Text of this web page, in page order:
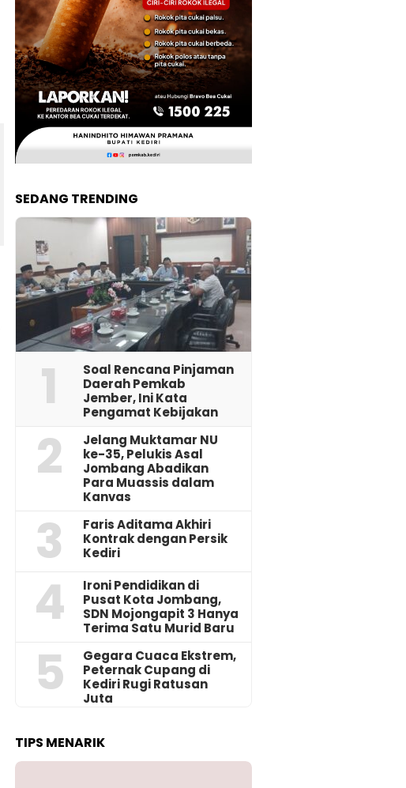
SEDANG TRENDING
1
‎Soal Rencana Pinjaman
Daerah Pemkab
Jember, Ini Kata
Pengamat Kebijakan ‎
2
Jelang Muktamar NU
ke-35, Pelukis Asal
Jombang Abadikan
Para Muassis dalam
Kanvas
3
Faris Aditama Akhiri
Kontrak dengan Persik
Kediri
4
Ironi Pendidikan di
Pusat Kota Jombang,
SDN Mojongapit 3 Hanya
Terima Satu Murid Baru
5
‎Gegara Cuaca Ekstrem,
Peternak Cupang di
Kediri Rugi Ratusan
Juta
TIPS MENARIK